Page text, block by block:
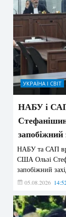
УКРАЇНА І СВІТ
НАБУ і САП
запобіжний
НАБУ та САП
США Ользі
запобіжний
05.08.2026